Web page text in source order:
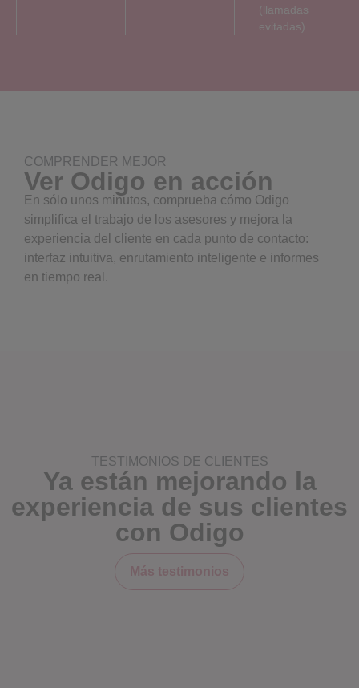
(llamadas
evitadas)
COMPRENDER MEJOR
Ver Odigo en acción
En sólo unos minutos, comprueba cómo Odigo
simplifica el trabajo de los asesores y mejora la
experiencia del cliente en cada punto de contacto:
interfaz intuitiva, enrutamiento inteligente e informes
en tiempo real.
TESTIMONIOS DE CLIENTES
Ya están mejorando la
experiencia de sus clientes
con Odigo
Más testimonios